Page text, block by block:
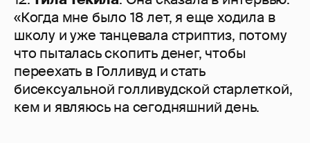
«Когда мне было 18 лет, я еще ходила в
школу и уже танцевала стриптиз, потому
что пыталась скопить денег, чтобы
переехать в Голливуд и стать
бисексуальной голливудской старлеткой,
кем и являюсь на сегодняшний день.